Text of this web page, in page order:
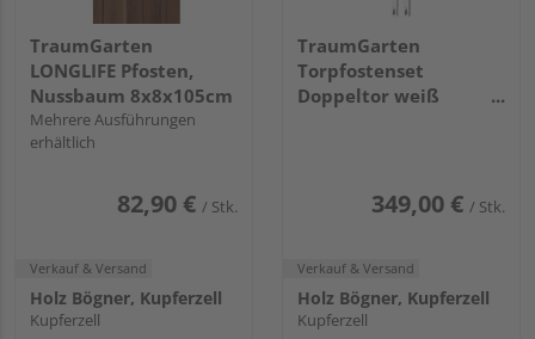
TraumGarten
LONGLIFE Pfosten,
Nussbaum 8x8x105cm
Mehrere Ausführungen
erhältlich
82,90 € / Stk.
Verkauf & Versand
Holz Bögner, Kupferzell
Kupferzell
TraumGarten
Torpfostenset
Doppeltor weiß
349,00 € / Stk.
Verkauf & Versand
Holz Bögner, Kupferzell
Kupferzell